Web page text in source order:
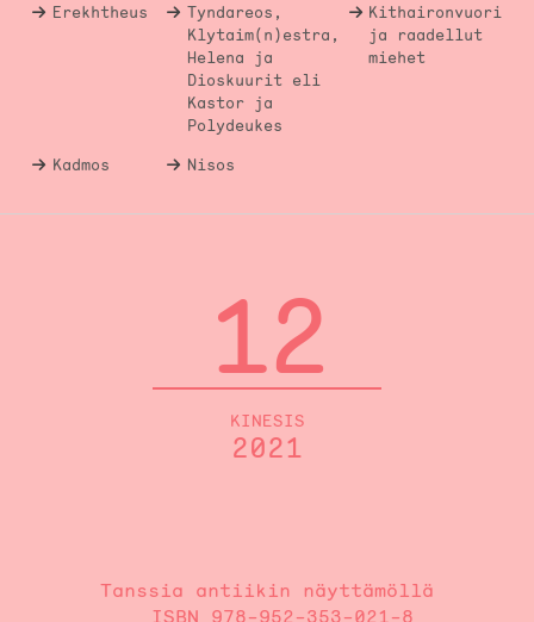
Erekhtheus
Tyndareos,
Klytaim(n)estra,
Helena ja
Dioskuurit eli
Kastor ja
Polydeukes
Kithaironvuori
ja raadellut
miehet
Kadmos Nisos
12
KINESIS
2021
Tanssia antiikin näyttämöllä
ISBN 978-952-353-021-8